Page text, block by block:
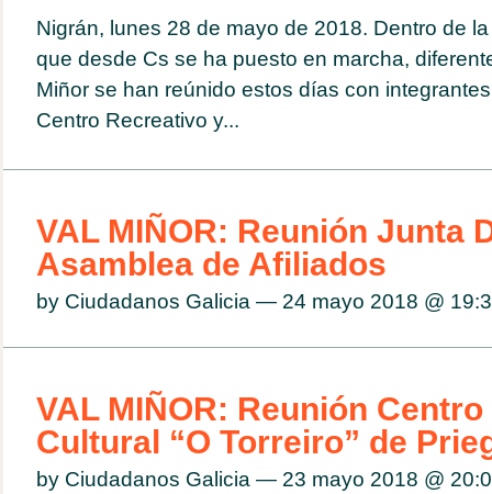
Nigrán, lunes 28 de mayo de 2018. Dentro de
que desde Cs se ha puesto en marcha,
Miñor se han reúnido estos días con
Centro Recreativo y...
VAL MIÑOR: Reunión Junta
Asamblea de Afiliados
by Ciudadanos Galicia — 24 mayo 2018 @
VAL MIÑOR: Reunión
Cultural “O Torreiro” de
by Ciudadanos Galicia — 23 mayo 2018 @